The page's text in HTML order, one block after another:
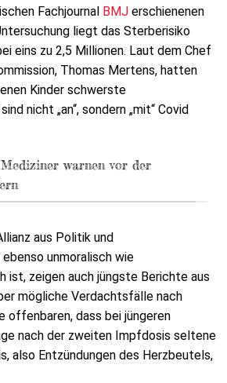
Fachjournal BMJ erschienenen
liegt das Sterberisiko
eins zu 2,5 Millionen. Laut dem Chef
Thomas Mertens, hatten
Kinder schwerste
nicht „an“, sondern „mit“ Covid
warnen vor der
aus Politik und
unmoralisch wie
ist, zeigen auch jüngste Berichte aus
mögliche Verdachtsfälle nach
offenbaren, dass bei jüngeren
nach der zweiten Impfdosis seltene
also Entzündungen des Herzbeutels,